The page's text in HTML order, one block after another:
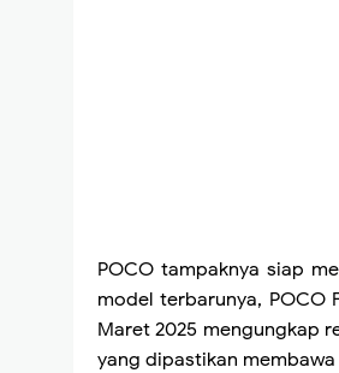
POCO tampaknya siap
model terbarunya, POCO
Maret 2025 mengungkap
yang dipastikan